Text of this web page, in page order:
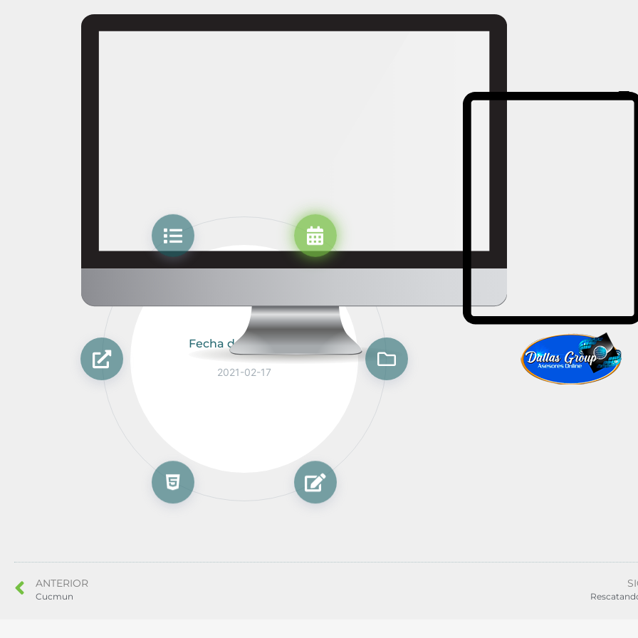
Fecha del proyecto
2021-02-17
ANTERIOR
Cucmun